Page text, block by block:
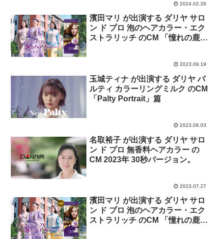
2024.02.26
濱田マリ が出演する ダリヤ サロ
ン ド プロ 泡のヘアカラー・エク
ストラリッチ のCM 「憧れの鹿鳴
2023.09.19
玉城ティナ が出演する ダリヤ パ
ルティ カラーリングミルク のCM
「Palty Portrait」篇
2023.08.03
名取裕子 が出演する ダリヤ サロ
ン ド プロ 無香料ヘアカラー の
CM 2023年 30秒バージョン。
2023.07.27
濱田マリ が出演する ダリヤ サロ
ン ド プロ 泡のヘアカラー・エク
ストラリッチ のCM 「憧れの鹿鳴